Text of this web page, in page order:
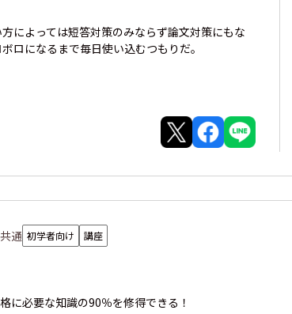
によっては短答対策のみならず論文対策にもな
ロになるまで毎日使い込むつもりだ。
通 初学者向け 講座
に必要な知識の90％を修得できる！